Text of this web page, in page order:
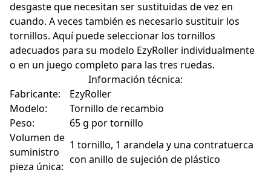
desgaste que necesitan ser sustituidas de vez en
cuando. A veces también es necesario sustituir los
tornillos. Aquí puede seleccionar los tornillos
adecuados para su modelo EzyRoller individualmente
o en un juego completo para las tres ruedas.
Información técnica:
Fabricante:
EzyRoller
Modelo:
Tornillo de recambio
Peso:
65 g por tornillo
Volumen de
suministro
pieza única:
1 tornillo, 1 arandela y una contratuerca
con anillo de sujeción de plástico